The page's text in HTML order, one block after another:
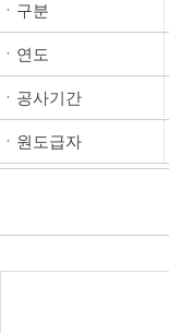
ㆍ구분
ㆍ연도
ㆍ공사기간
ㆍ원도급자